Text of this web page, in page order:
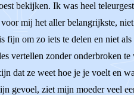
bekijken. Ik was heel
mij het aller belangrijkste,
om zo iets te delen en niet als
zonder onderbroken te
dat ze weet hoe je je voelt en
gevoel, ziet mijn moeder veel